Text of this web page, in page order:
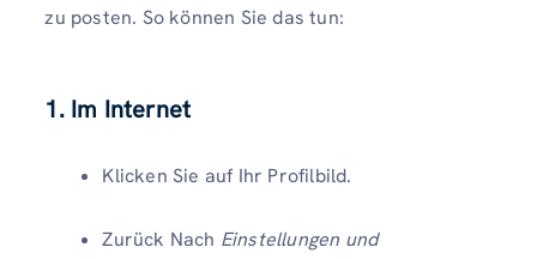
zu posten. So können Sie das tun:
1. Im Internet
Klicken Sie auf Ihr Profilbild.
Zurück Nach Einstellungen und